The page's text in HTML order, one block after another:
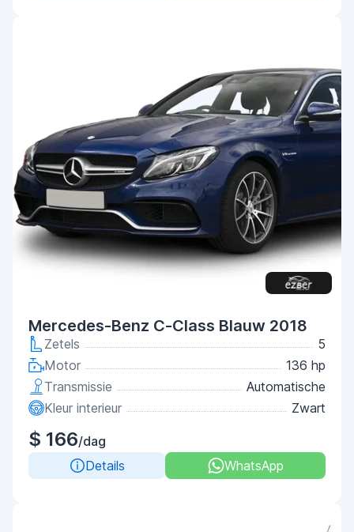
Mercedes-Benz C-Class Blauw 2018
Zetels
5
Motor
136 hp
Transmissie
Automatische
Kleur interieur
Zwart
$ 166/dag
Details
WhatsApp